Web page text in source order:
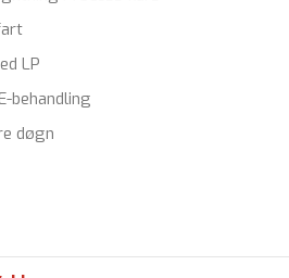
LP
behandling
døgn